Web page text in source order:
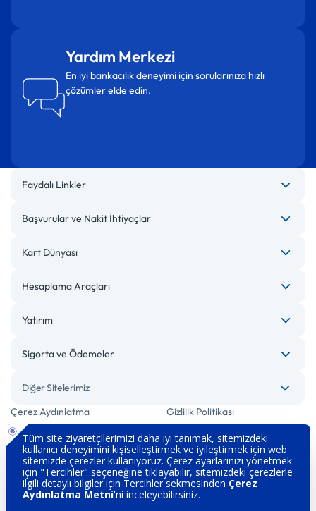
Yardım Merkezi
En iyi bankacılık deneyimi için sorularınıza hızlı
çözümler elde edin.
Faydalı Linkler
Başvurular ve Nakit İhtiyaçlar
Kart Dünyası
Hesaplama Araçları
Yatırım
Sigorta ve Ödemeler
Diğer Sitelerimiz
Çerez Aydınlatma
Gizlilik Politikası
Bilgi Toplumu Hizmetleri Engelsiz Bankacılık
Kişisel Verilerin Korunması Güvenlik
İletişim Hakkımızda